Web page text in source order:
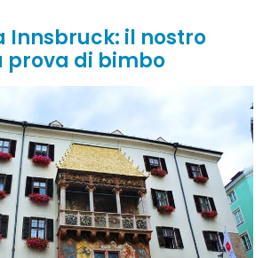
Innsbruck: il nostro
prova di bimbo